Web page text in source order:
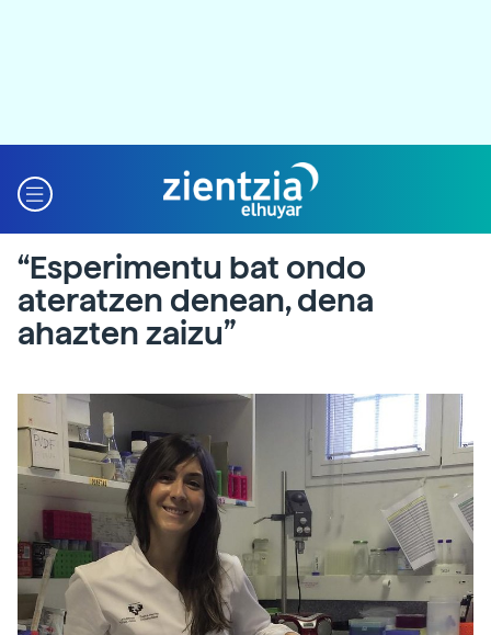
“Esperimentu bat ondo
ateratzen denean, dena
ahazten zaizu”